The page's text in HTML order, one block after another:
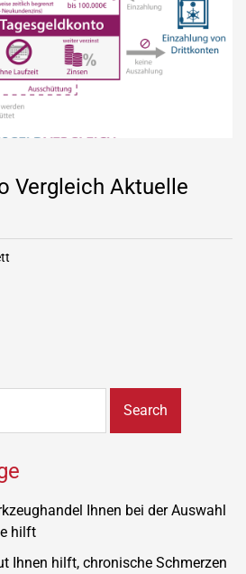
Vergleich Aktuelle
Ihnen bei der Auswahl
hilft
Ihnen hilft, chronische Schmerzen